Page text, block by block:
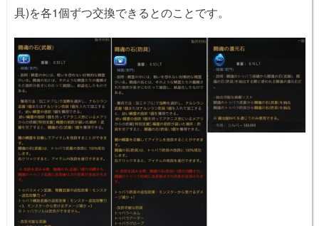
具)を各1個ずつ交換できるとのことです。